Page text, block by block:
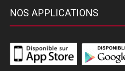
NOS APPLICATIONS